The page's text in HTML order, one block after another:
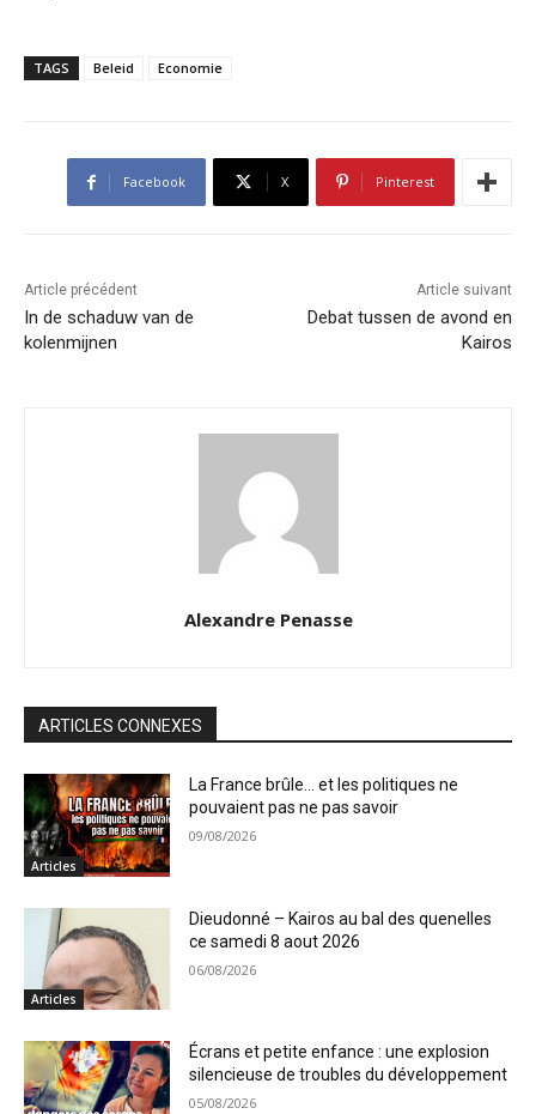
TAGS Beleid Economie
Facebook X Pinterest
Article précédent
In de schaduw van de
kolenmijnen
Article suivant
Debat tussen de avond en
Kairos
Alexandre Penasse
ARTICLES CONNEXES
Articles
La France brûle… et les politiques ne
pouvaient pas ne pas savoir
09/08/2026
Articles
Dieudonné – Kairos au bal des quenelles
ce samedi 8 aout 2026
06/08/2026
Écrans et petite enfance : une explosion
silencieuse de troubles du développement
05/08/2026